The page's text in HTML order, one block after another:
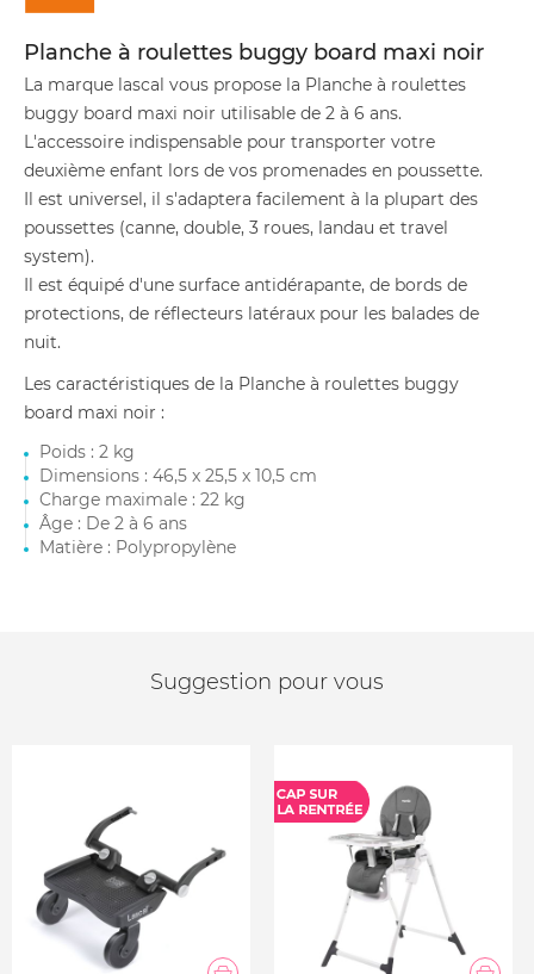
Planche à roulettes buggy board maxi noir
La marque lascal vous propose la Planche à roulettes
buggy board maxi noir utilisable de 2 à 6 ans.
L'accessoire indispensable pour transporter votre
deuxième enfant lors de vos promenades en poussette.
Il est universel, il s'adaptera facilement à la plupart des
poussettes (canne, double, 3 roues, landau et travel
system).
Il est équipé d'une surface antidérapante, de bords de
protections, de réflecteurs latéraux pour les balades de
nuit.
Les caractéristiques de la Planche à roulettes buggy
board maxi noir :
Poids : 2 kg
Dimensions : 46,5 x 25,5 x 10,5 cm
Charge maximale : 22 kg
Âge : De 2 à 6 ans
Matière : Polypropylène
Suggestion pour vous